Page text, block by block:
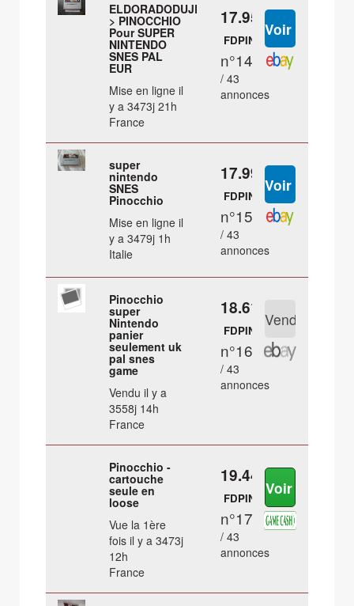
ELDORADODUJEU
> PINOCCHIO
Pour SUPER
NINTENDO
SNES PAL
EUR
Mise en ligne il
y a 3473j 21h
France
17.95 €
FDPIN
n°14
/ 43
annonces
super
nintendo
SNES
Pinocchio
Mise en ligne il
y a 3479j 1h
Italie
17.99 €
FDPIN
n°15
/ 43
annonces
Pinocchio
super
Nintendo
panier
seulement uk
pal snes
game
Vendu il y a
3558j 14h
France
18.61 €
FDPIN
n°16
/ 43
annonces
Pinocchio -
cartouche
seule en
loose
Vue la 1ère
fois il y a 3473j
12h
France
19.44 €
FDPIN
n°17
/ 43
annonces